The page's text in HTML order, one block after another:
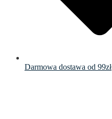
Darmowa dostawa od 99zł